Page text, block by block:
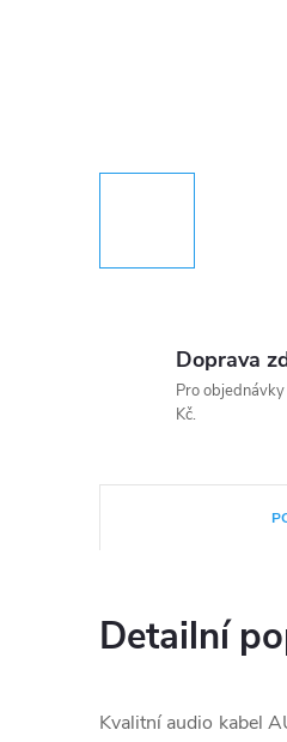
Doprava
Pro
Kč.
Detailní
Kvalitní audio kabel